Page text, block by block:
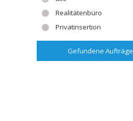
Realitätenbüro
Privatinsertion
Gefundene Aufträge